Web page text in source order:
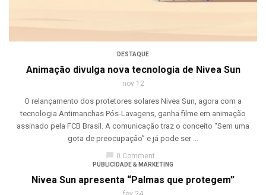
DESTAQUE
Animação divulga nova tecnologia de Nivea Sun
nov 12
O relançamento dos protetores solares Nivea Sun, agora com a
tecnologia Antimanchas Pós-Lavagens, ganha filme em animação
assinado pela FCB Brasil. A comunicação traz o conceito “Sem uma
gota de preocupação” e já pode ser ...
0 Comment
PUBLICIDADE & MARKETING
Nivea Sun apresenta “Palmas que protegem”